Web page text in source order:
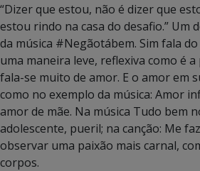
“Dizer que estou, não é dizer que
estou rindo na casa do desafio.” Um
da música #Negãotábem. Sim fala
uma maneira leve, reflexiva como é
fala-se muito de amor. E o amor em
como no exemplo da música: Amor
amor de mãe. Na música Tudo bem
adolescente, pueril; na canção: Me
observar uma paixão mais carnal,
corpos.